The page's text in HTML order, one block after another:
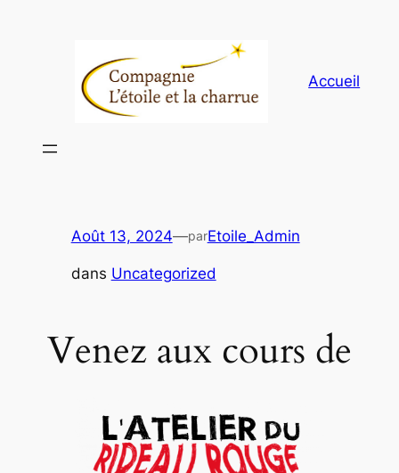
Accueil
Août 13, 2024—parEtoile_Admin
dans Uncategorized
Venez aux cours de